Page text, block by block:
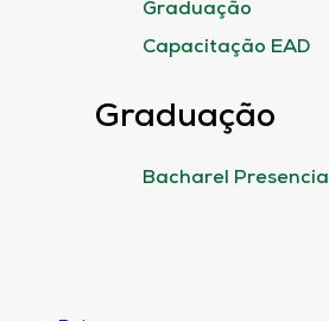
Graduação
Capacitação EAD
Graduação
Bacharel Presencial